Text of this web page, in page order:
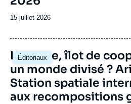
Date
publication
15 juillet 2026
Éditoriaux
Image
principale
L’espace, îlot de
un monde divisé ?
Station spatiale
aux recompositions